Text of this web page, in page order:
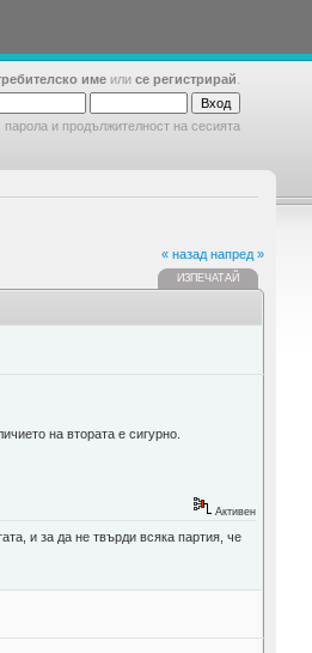
име или се регистрирай
и продължителност на сесията
« назад напред »
ИЗПЕЧАТАЙ
на втората е сигурно.
Активен
и за да не твърди всяка партия, че